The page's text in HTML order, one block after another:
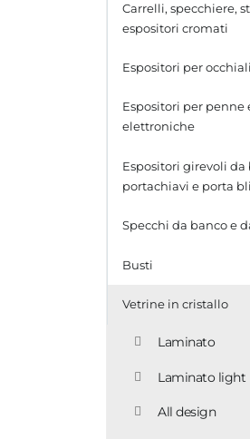
Carrelli, specchiere,
espositori cromati
Espositori per occhiali
Espositori per penne
elettroniche
Espositori girevoli da
portachiavi e porta
Espositori
ganci
Specchi da banco e
Busti
Vetrine in cristallo
Laminato
Laminato light
All design